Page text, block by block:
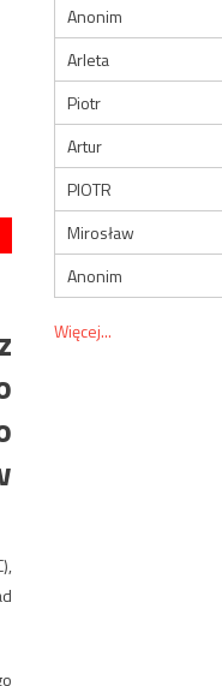
Anonim
Arleta
Piotr
Artur
PIOTR
Mirosław
Anonim
Więcej...